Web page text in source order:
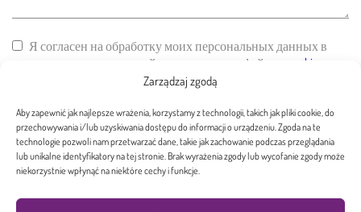
Zarządzaj zgodą
Aby zapewnić jak najlepsze wrażenia, korzystamy z technologii, takich jak pliki cookie, do
przechowywania i/lub uzyskiwania dostępu do informacji o urządzeniu. Zgoda na te
technologie pozwoli nam przetwarzać dane, takie jak zachowanie podczas przeglądania
lub unikalne identyfikatory na tej stronie. Brak wyrażenia zgody lub wycofanie zgody może
niekorzystnie wpłynąć na niektóre cechy i funkcje.
соответствии с политикой использования файловcookie